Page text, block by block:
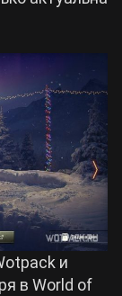
и
в World of